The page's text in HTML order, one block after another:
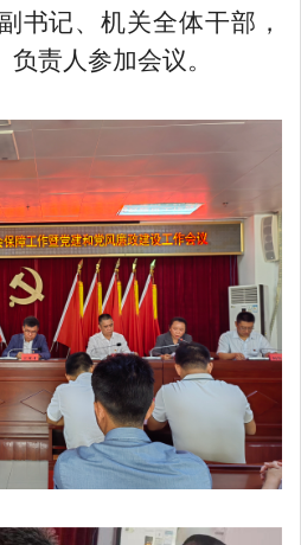
书记、机关全体干部，
责人参加会议。